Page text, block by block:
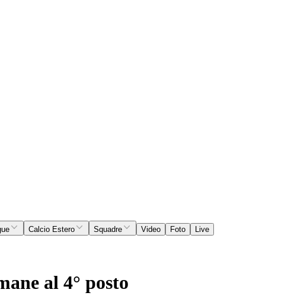
Calcio Estero Squadre Video Foto
Live
al 4° posto